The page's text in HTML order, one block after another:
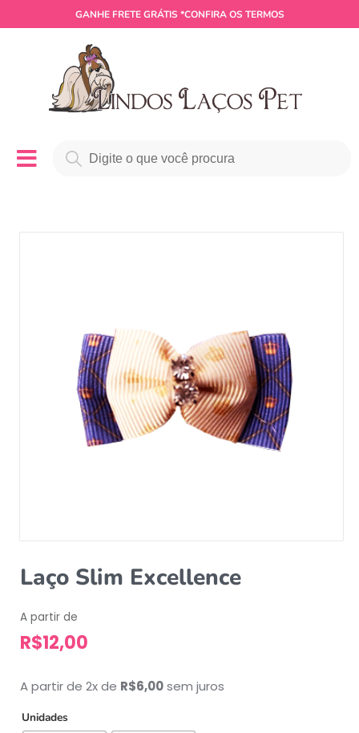
GANHE FRETE GRÁTIS *CONFIRA OS TERMOS
Laço Slim Excellence
A partir de
R$12,00
A partir de 2x de R$6,00sem juros
Unidades